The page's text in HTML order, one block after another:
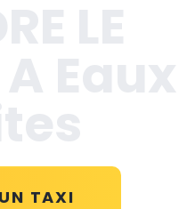
TAXI